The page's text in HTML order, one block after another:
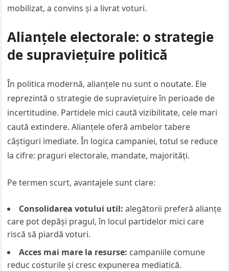
mobilizat, a convins și a livrat voturi.
Alianțele electorale: o strategie
de supraviețuire politică
În politica modernă, alianțele nu sunt o noutate. Ele
reprezintă o strategie de supraviețuire în perioade de
incertitudine. Partidele mici caută vizibilitate, cele mari
caută extindere. Alianțele oferă ambelor tabere
câștiguri imediate. În logica campaniei, totul se reduce
la cifre: praguri electorale, mandate, majorități.
Pe termen scurt, avantajele sunt clare:
Consolidarea votului util: alegătorii preferă alianțe
care pot depăși pragul, în locul partidelor mici care
riscă să piardă voturi.
Acces mai mare la resurse: campaniile comune
reduc costurile și cresc expunerea mediatică.